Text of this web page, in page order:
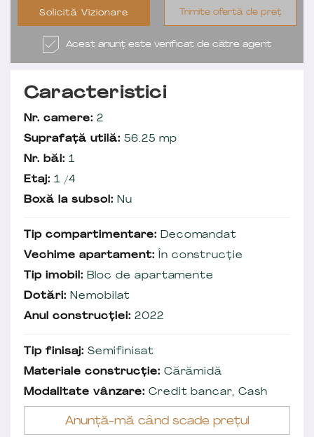
Solicită Vizionare Trimite ofertă de preț
Acest anunț este verificat de către agent
Caracteristici
Nr. camere: 2
Suprafață utilă: 56.25 mp
Nr. băi: 1
Etaj: 1 /4
Boxă la subsol: Nu
Tip compartimentare: Decomandat
Vechime apartament: În construcție
Tip imobil: Bloc de apartamente
Dotări: Nemobilat
Anul construcției: 2022
Tip finisaj: Semifinisat
Materiale construcție: Cărămidă
Modalitate vânzare: Credit bancar, Cash
Anunță-mă când scade prețul